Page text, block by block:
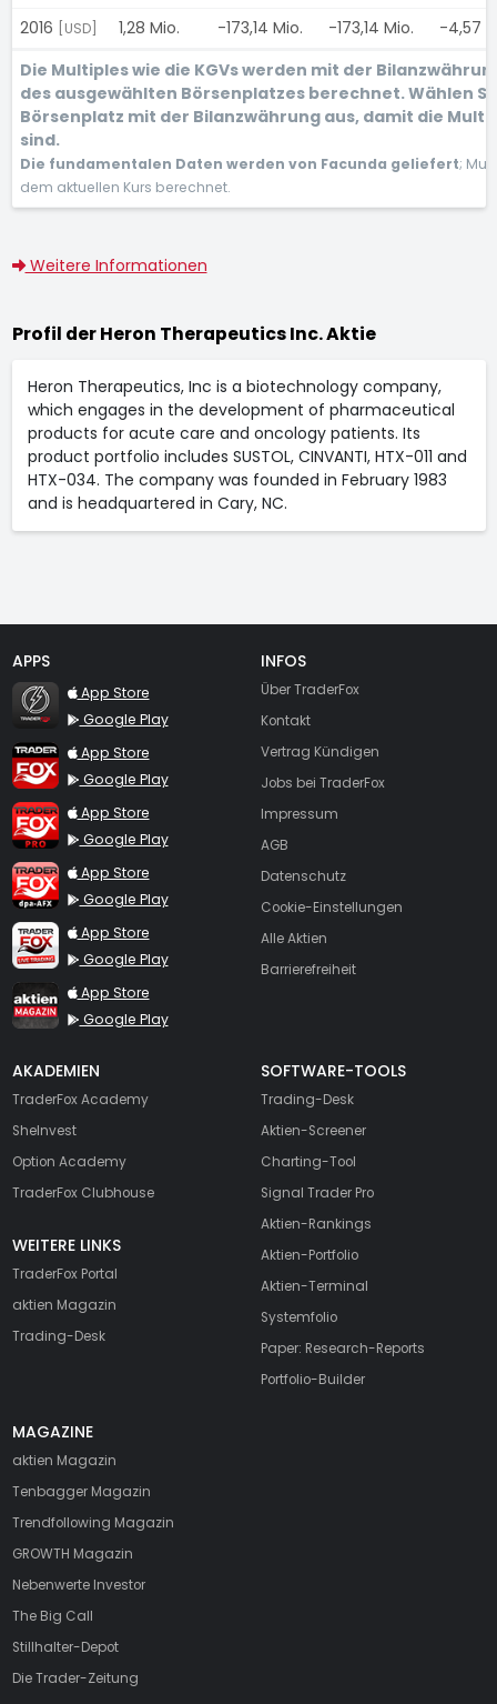
2016
[USD] 1,28 Mio. -173,14 Mio. -173,14 Mio.
-4,57
Die Multiples wie die KGVs werden mit der
des ausgewählten Börsenplatzes berechnet. Wählen
Börsenplatz mit der Bilanzwährung aus, damit die
sind.
Die fundamentalen Daten werden von Facunda geliefert;
dem aktuellen Kurs berechnet.
Weitere Informationen
Profil der Heron Therapeutics Inc. Aktie
Heron Therapeutics, Inc is a biotechnology company,
which engages in the development of pharmaceutical
products for acute care and oncology patients. Its
product portfolio includes SUSTOL, CINVANTI, HTX-011 and
HTX-034. The company was founded in February 1983
and is headquartered in Cary, NC.
APPS
TraderFox Flash
App Store
Google Play
TraderFox App
App Store
Google Play
TraderFox Pro
App Store
Google Play
TraderFox dpa-AFX ProFeed
App Store
Google Play
TraderFox Live Trading
App Store
Google Play
TraderFox aktien Magazin
App Store
Google Play
INFOS
Über TraderFox
Kontakt
Vertrag Kündigen
Jobs bei TraderFox
Impressum
AGB
Datenschutz
Cookie-Einstellungen
Alle Aktien
Barrierefreiheit
AKADEMIEN
TraderFox Academy
SheInvest
Option Academy
TraderFox Clubhouse
WEITERE LINKS
TraderFox Portal
aktien Magazin
Trading-Desk
SOFTWARE-TOOLS
Trading-Desk
Aktien-Screener
Charting-Tool
Signal Trader Pro
Aktien-Rankings
Aktien-Portfolio
Aktien-Terminal
Systemfolio
Paper: Research-Reports
Portfolio-Builder
MAGAZINE
aktien Magazin
Tenbagger Magazin
Trendfollowing Magazin
GROWTH Magazin
Nebenwerte Investor
The Big Call
Stillhalter-Depot
Die Trader-Zeitung